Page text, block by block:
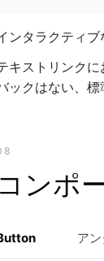
ンタラクティ
キストリンク
ックはない、
コンポ
ア